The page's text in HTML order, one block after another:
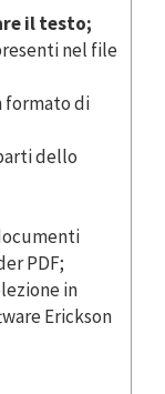
il testo;
nel file
formato di
dello
PDF;
in
Erickson